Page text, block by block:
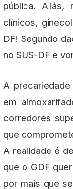
pública. Aliás,
clínicos,
DF! Segundo
no SUS-DF e
A
em
corredores
que
A realidade é
que o GDF
por mais que